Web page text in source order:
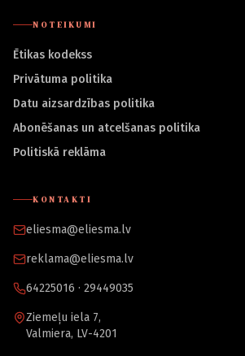
NOTEIKUMI
Ētikas kodekss
Privātuma politika
Datu aizsardzības politika
Abonēšanas un atcelšanas politika
Politiskā reklāma
KONTAKTI
eliesma@eliesma.lv
reklama@eliesma.lv
64225016 · 29449035
Ziemeļu iela 7,
Valmiera, LV-4201